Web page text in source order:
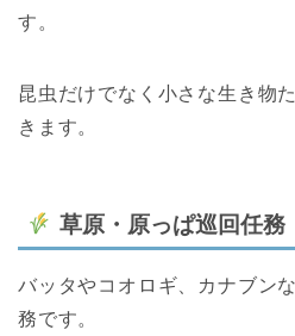
す。
昆虫だけでなく小さな生き物
きます。
草原・原っぱ巡回任務
バッタやコオロギ、カナブン
務です。